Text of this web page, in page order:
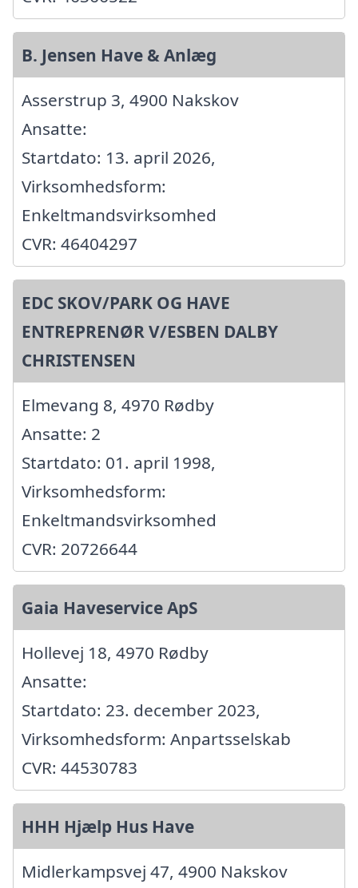
B. Jensen Have & Anlæg
Asserstrup 3, 4900 Nakskov
Ansatte:
Startdato: 13. april 2026,
Virksomhedsform:
Enkeltmandsvirksomhed
CVR: 46404297
EDC SKOV/PARK OG HAVE
ENTREPRENØR V/ESBEN DALBY
CHRISTENSEN
Elmevang 8, 4970 Rødby
Ansatte: 2
Startdato: 01. april 1998,
Virksomhedsform:
Enkeltmandsvirksomhed
CVR: 20726644
Gaia Haveservice ApS
Hollevej 18, 4970 Rødby
Ansatte:
Startdato: 23. december 2023,
Virksomhedsform: Anpartsselskab
CVR: 44530783
HHH Hjælp Hus Have
Midlerkampsvej 47, 4900 Nakskov